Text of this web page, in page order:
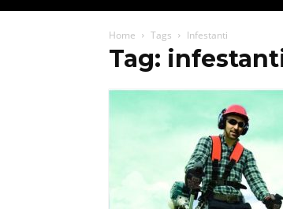
Home Tags Infestanti
Tag: